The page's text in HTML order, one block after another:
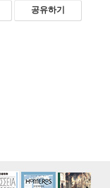
공유하기